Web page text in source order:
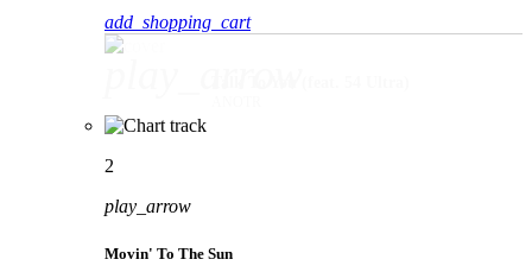
add_shopping_cart
2
play_arrow
Movin' To The Sun